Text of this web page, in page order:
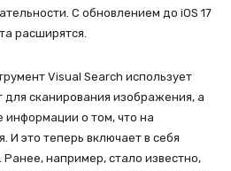
С обновлением до iOS 17
расширятся.
Visual Search использует
для сканирования изображения, а
информации о том, что на
это теперь включает в себя
например, стало известно,